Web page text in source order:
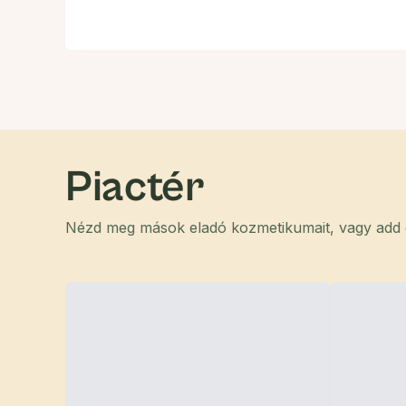
Piactér
Nézd meg mások eladó kozmetikumait, vagy add